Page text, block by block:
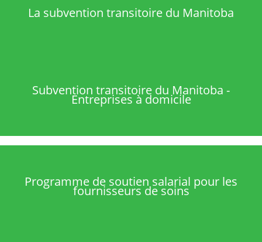
La subvention transitoire du Manitoba
Subvention transitoire du Manitoba -
Entreprises à domicile
Programme de soutien salarial pour les
fournisseurs de soins